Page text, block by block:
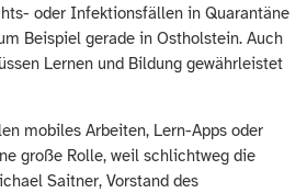
oder Infektionsfällen in Quarantäne
Beispiel gerade in Ostholstein. Auch
Lernen und Bildung gewährleistet
mobiles Arbeiten, Lern-Apps oder
große Rolle, weil schlichtweg die
Saitner, Vorstand des